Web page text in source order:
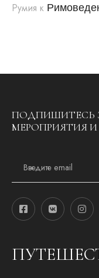
Румия к
ПОДПИШИТЕСЬ
МЕРОПРИЯТИЯ
a
l
*